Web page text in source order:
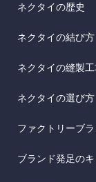
ネクタイの歴史
ネクタイの結び方
ネクタイの縫製
ネクタイの選び方
ファクトリーブ
ブランド発足の